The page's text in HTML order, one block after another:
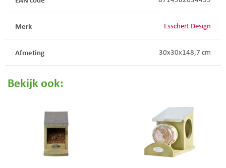
Merk Esschert Design
Afmeting 30x30x148,7 cm
Bekijk ook: